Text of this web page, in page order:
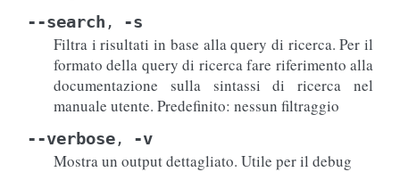
--search , -s
Filtra i risultati in base alla query di ricerca. Per il
formato della query di ricerca fare riferimento alla
documentazione sulla sintassi di ricerca nel
manuale utente. Predefinito: nessun filtraggio
--verbose , -v
Mostra un output dettagliato. Utile per il debug